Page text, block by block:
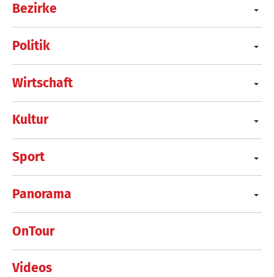
Bezirke
Politik
Wirtschaft
Kultur
Sport
Panorama
OnTour
Videos